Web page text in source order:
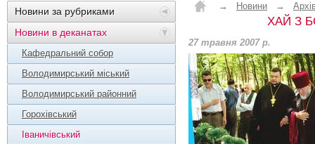
Новини за рубриками
Новини в деканатах
Кафедральний собор
Володимирський міський
Володимирський районний
Горохівський
Іваничівський
→ Новини →
ХАЙ З
27 травня 2007 р.